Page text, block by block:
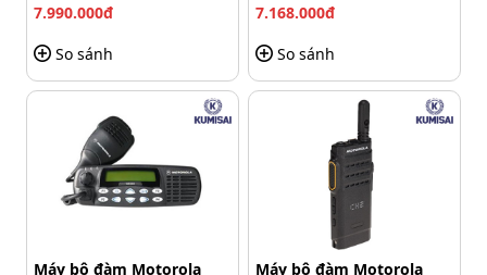
7.990.000đ
So sánh
7.168.000đ
So sánh
Máy bộ đàm Motorola
Máy bộ đàm Motorola